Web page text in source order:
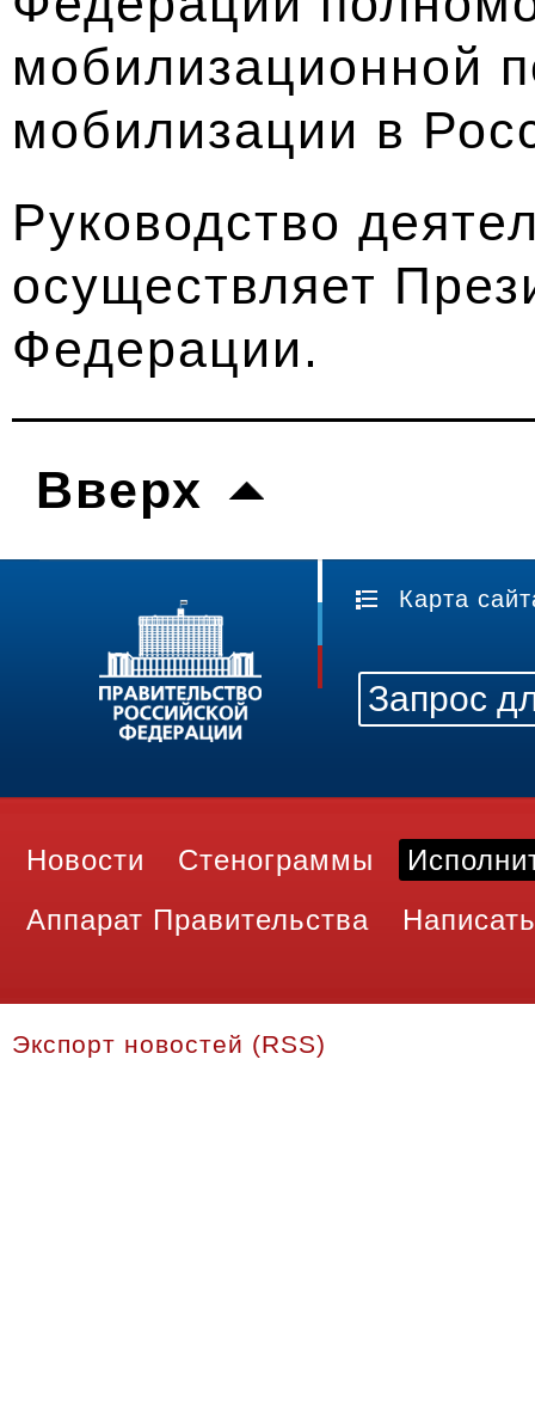
мобилизационной
мобилизации в
Руководство
осуществляет
Федерации.
Вверх
Карта
Новости Стенограммы
Аппарат Правительства
Экспорт новостей (RSS)